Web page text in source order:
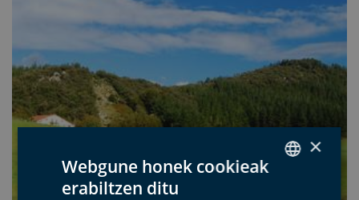
×
Webgune honek cookieak
erabiltzen ditu